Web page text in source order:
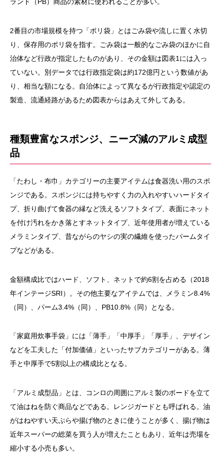
2番目の市場規模を持つ「ポリ袋」とはごみ袋や流しに置く水切
り、保存用のポリ袋を指す。ごみ袋は一般的なごみ袋のほかに自
治体など行政が指定したものがあり、その金額は図表1には入っ
ていない。別データでは行政指定袋は約172億円という数値があ
り、相当な額になる。自治体によって異なるが行政指定や認定の
製造、流通経路があるため図表からはあえて外してある。
種類豊富なスポンジ、ニーズ減のアルミ成型
品
「たわし・布巾」カテゴリーの主要アイテムは食器洗い用のスポ
ンジである。スポンジには持ちやすく力の入れやすいハードタイ
プ、折り曲げて食器の縁など洗えるソフトタイプ、表面にネット
を付け汚れをかき落とすネットタイプ、近年使用者が増えている
メラミンタイプ、昔ながらのヤシの実の繊維を使ったパームタイ
プなどがある。
金額構成比ではハード、ソフト、ネットで約6割を占める（2018
年インテージSRI）。その他主要なアイテムでは、メラミン8.4%
（同）、パーム3.4%（同）、PB10.8%（同）となる。
「家庭用炊事手袋」には「薄手」「中厚手」「厚手」、デザイン
などを工夫した「付加価値」といったサブカテゴリーがある。薄
手と中厚手で5割以上の構成比となる。
「アルミ成型品」とは、コンロの周囲にアルミ製のボードを立て
て油はねを防ぐ商品などである。レンジガードとも呼ばれる。油
がはねやすい天ぷらや揚げ物のときに使うことが多く、揚げ物は
近年スーパーの総菜を買う人が増えたこともあり、近年は売場を
縮小する小売も多い。